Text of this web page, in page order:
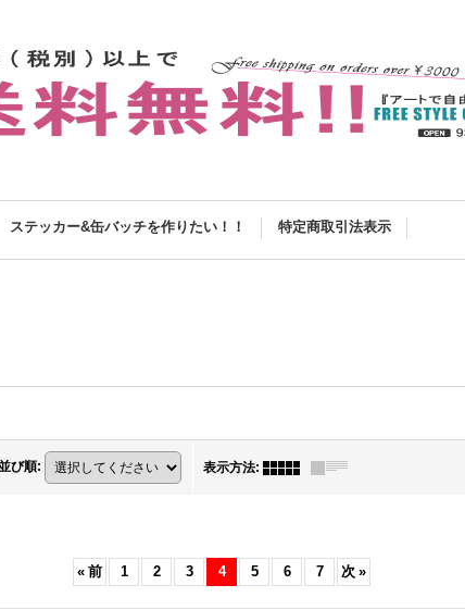
ステッカー&缶バッチを作りたい！！ 特定商取引法表示
び順: 表示方法:
« 前 1 2 3 4 5 6 7 次 »